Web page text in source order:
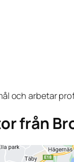
och arbetar
från